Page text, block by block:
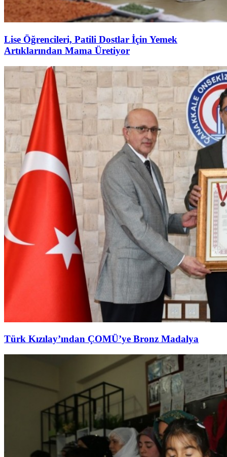
Lise Öğrencileri, Patili Dostlar İçin Yemek
Artıklarından Mama Üretiyor
Türk Kızılay’ından ÇOMÜ’ye Bronz Madalya